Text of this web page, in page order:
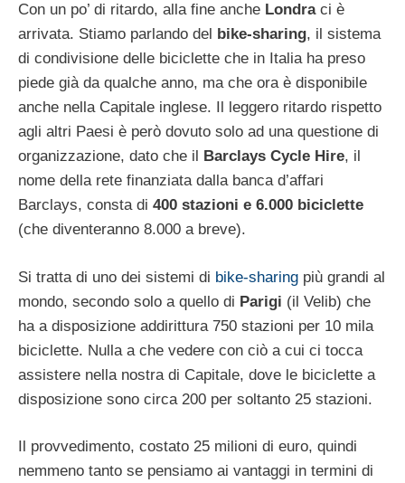
Con un po’ di ritardo, alla fine anche Londra ci è
arrivata. Stiamo parlando del
bike-sharing, il sistema
di condivisione delle biciclette che in Italia ha preso
piede già da qualche anno, ma che ora è disponibile
anche nella Capitale inglese. Il leggero ritardo rispetto
agli altri Paesi è però dovuto solo ad una questione di
organizzazione, dato che il
Barclays Cycle Hire, il
nome della rete finanziata dalla banca d’affari
Barclays, consta di 400 stazioni e 6.000 biciclette
(che diventeranno 8.000 a breve).
Si tratta di uno dei sistemi di bike-sharing più grandi al
mondo, secondo solo a quello di Parigi (il Velib) che
ha a disposizione addirittura 750 stazioni per 10 mila
biciclette. Nulla a che vedere con ciò a cui ci tocca
assistere nella nostra di Capitale, dove le biciclette a
disposizione sono circa 200 per soltanto 25 stazioni.
Il provvedimento, costato 25 milioni di euro, quindi
nemmeno tanto se pensiamo ai vantaggi in termini di